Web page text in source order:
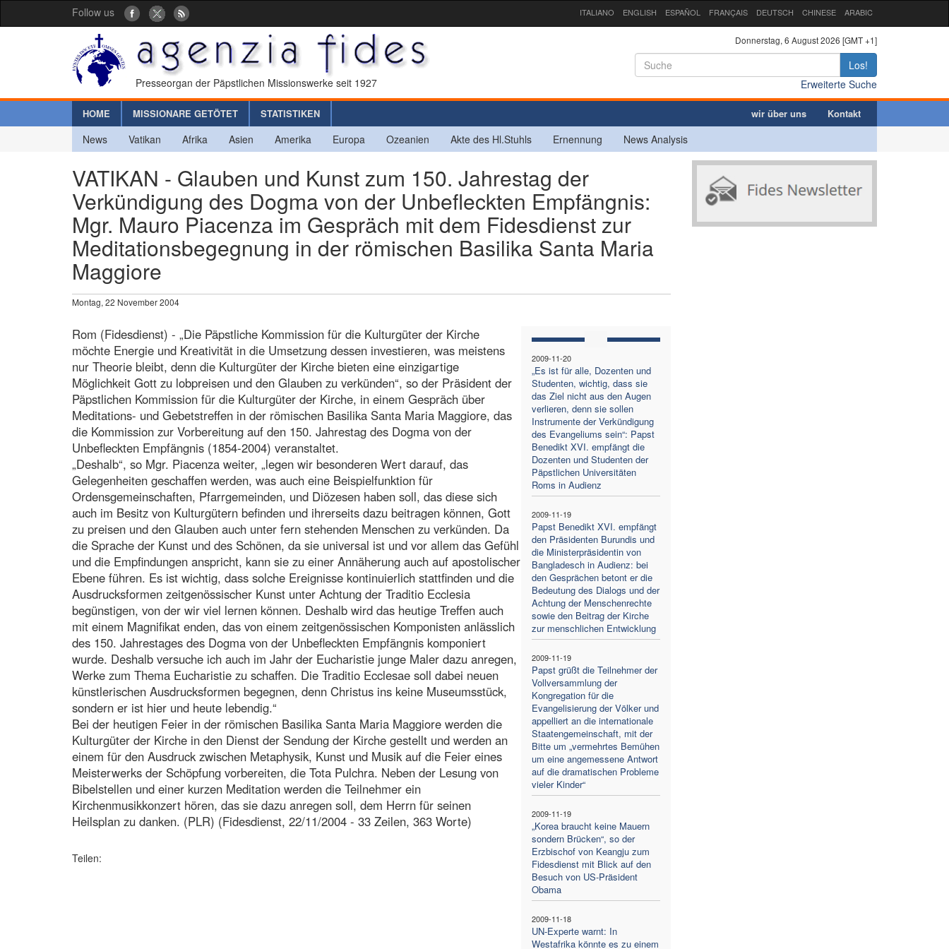
Follow us ITALIANO ENGLISH ESPAÑOL FRANÇAIS DEUTSCH CHINESE ARABIC
Presseorgan der Päpstlichen Missionswerke seit 1927
Donnerstag, 6 August 2026 [GMT +1]
Los!
Erweiterte Suche
HOME MISSIONARE GETÖTET STATISTIKEN wir über uns Kontakt
News Vatikan Afrika Asien Amerika Europa Ozeanien Akte des Hl.Stuhls Ernennung News Analysis
VATIKAN - Glauben und Kunst zum 150. Jahrestag der
Verkündigung des Dogma von der Unbefleckten Empfängnis:
Mgr. Mauro Piacenza im Gespräch mit dem Fidesdienst zur
Meditationsbegegnung in der römischen Basilika Santa Maria
Maggiore
Montag, 22 November 2004
2009-11-20
„Es ist für alle, Dozenten und
Studenten, wichtig, dass sie
das Ziel nicht aus den Augen
verlieren, denn sie sollen
Instrumente der Verkündigung
des Evangeliums sein“: Papst
Benedikt XVI. empfängt die
Dozenten und Studenten der
Päpstlichen Universitäten
Roms in Audienz
2009-11-19
Papst Benedikt XVI. empfängt
den Präsidenten Burundis und
die Ministerpräsidentin von
Bangladesch in Audienz: bei
den Gesprächen betont er die
Bedeutung des Dialogs und der
Achtung der Menschenrechte
sowie den Beitrag der Kirche
zur menschlichen Entwicklung
2009-11-19
Papst grüßt die Teilnehmer der
Vollversammlung der
Kongregation für die
Evangelisierung der Völker und
appelliert an die internationale
Staatengemeinschaft, mit der
Bitte um „vermehrtes Bemühen
um eine angemessene Antwort
auf die dramatischen Probleme
vieler Kinder“
2009-11-19
„Korea braucht keine Mauern
sondern Brücken“, so der
Erzbischof von Keangju zum
Fidesdienst mit Blick auf den
Besuch von US-Präsident
Obama
2009-11-18
UN-Experte warnt: In
Westafrika könnte es zu einem
Rom (Fidesdienst) - „Die Päpstliche Kommission für die Kulturgüter der Kirche
möchte Energie und Kreativität in die Umsetzung dessen investieren, was meistens
nur Theorie bleibt, denn die Kulturgüter der Kirche bieten eine einzigartige
Möglichkeit Gott zu lobpreisen und den Glauben zu verkünden“, so der Präsident der
Päpstlichen Kommission für die Kulturgüter der Kirche, in einem Gespräch über
Meditations- und Gebetstreffen in der römischen Basilika Santa Maria Maggiore, das
die Kommission zur Vorbereitung auf den 150. Jahrestag des Dogma von der
Unbefleckten Empfängnis (1854-2004) veranstaltet.
„Deshalb“, so Mgr. Piacenza weiter, „legen wir besonderen Wert darauf, das
Gelegenheiten geschaffen werden, was auch eine Beispielfunktion für
Ordensgemeinschaften, Pfarrgemeinden, und Diözesen haben soll, das diese sich
auch im Besitz von Kulturgütern befinden und ihrerseits dazu beitragen können, Gott
zu preisen und den Glauben auch unter fern stehenden Menschen zu verkünden. Da
die Sprache der Kunst und des Schönen, da sie universal ist und vor allem das Gefühl
und die Empfindungen anspricht, kann sie zu einer Annäherung auch auf apostolischer
Ebene führen. Es ist wichtig, dass solche Ereignisse kontinuierlich stattfinden und die
Ausdrucksformen zeitgenössischer Kunst unter Achtung der Traditio Ecclesia
begünstigen, von der wir viel lernen können. Deshalb wird das heutige Treffen auch
mit einem Magnifikat enden, das von einem zeitgenössischen Komponisten anlässlich
des 150. Jahrestages des Dogma von der Unbefleckten Empfängnis komponiert
wurde. Deshalb versuche ich auch im Jahr der Eucharistie junge Maler dazu anregen,
Werke zum Thema Eucharistie zu schaffen. Die Traditio Ecclesae soll dabei neuen
künstlerischen Ausdrucksformen begegnen, denn Christus ins keine Museumsstück,
sondern er ist hier und heute lebendig.“
Bei der heutigen Feier in der römischen Basilika Santa Maria Maggiore werden die
Kulturgüter der Kirche in den Dienst der Sendung der Kirche gestellt und werden an
einem für den Ausdruck zwischen Metaphysik, Kunst und Musik auf die Feier eines
Meisterwerks der Schöpfung vorbereiten, die Tota Pulchra. Neben der Lesung von
Bibelstellen und einer kurzen Meditation werden die Teilnehmer ein
Kirchenmusikkonzert hören, das sie dazu anregen soll, dem Herrn für seinen
Heilsplan zu danken. (PLR) (Fidesdienst, 22/11/2004 - 33 Zeilen, 363 Worte)
Teilen: